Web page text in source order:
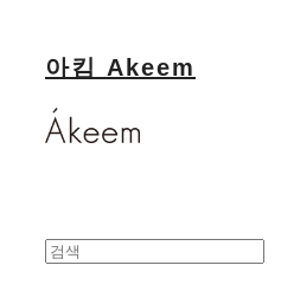
아킴 Akeem